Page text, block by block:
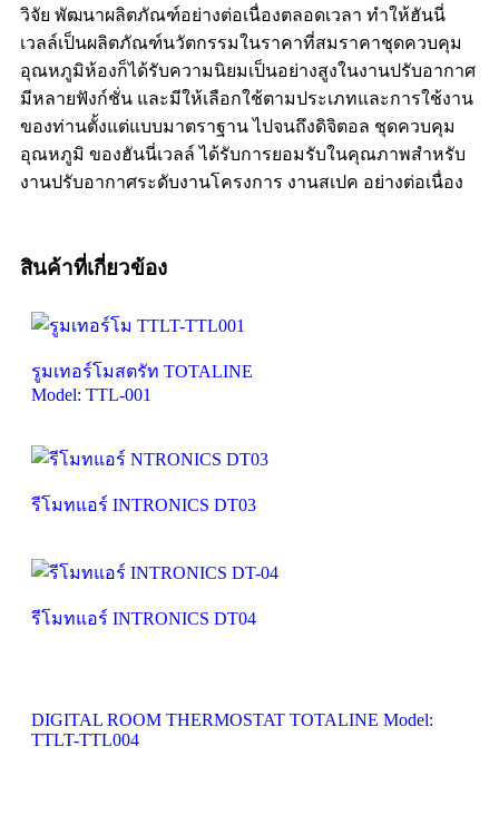
วิจัย พัฒนาผลิตภัณฑ์อย่างต่อเนื่องตลอดเวลา ทำให้ฮันนี่
เวลล์เป็นผลิตภัณฑ์นวัตกรรมในราคาที่สมราคาชุดควบคุม
อุณหภูมิห้องก็ได้รับความนิยมเป็นอย่างสูงในงานปรับอากาศ
มีหลายฟังก์ชั่น และมีให้เลือกใช้ตามประเภทและการใช้งาน
ของท่านตั้งแต่แบบมาตราฐาน ไปจนถึงดิจิตอล ชุดควบคุม
อุณหภูมิ ของฮันนี่เวลล์ ได้รับการยอมรับในคุณภาพสำหรับ
งานปรับอากาศระดับงานโครงการ งานสเปค อย่างต่อเนื่อง
สินค้าที่เกี่ยวข้อง
รูมเทอร์โมสตรัท TOTALINE
Model: TTL-001
รีโมทแอร์ INTRONICS DT03
รีโมทแอร์ INTRONICS DT04
DIGITAL ROOM THERMOSTAT TOTALINE Model:
TTLT-TTL004